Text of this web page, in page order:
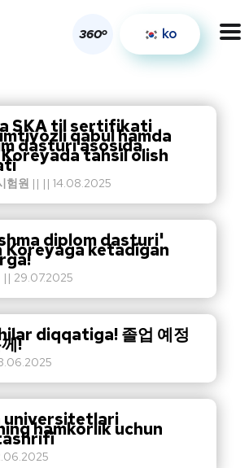
360o ko
SKA til sertifikati
qabul hamda
dasturi asosida
tahsil olish
험원 || || 14.08.2025
diplom dasturi'
Koreyaga ketadigan
|| 29.07.2025
diqqatiga! 졸업 예정
!
universitetlari
hamkorlik uchun